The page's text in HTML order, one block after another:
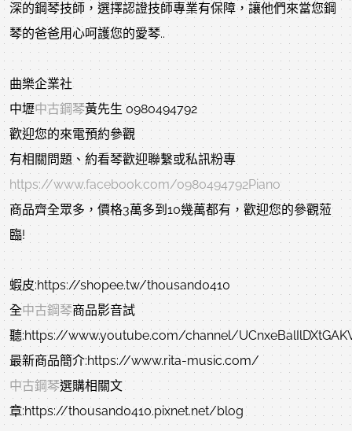
深的鋼琴技師，選擇認證技師專業有保障，讓他們來當您鋼
琴的爸爸用心呵護您的愛琴..
曲樂企業社
中壢中古鋼琴黃先生 0980494792
歡迎您的來電預約參觀
有相關問題、約看琴歡迎聯繫或私訊粉專
https://www.facebook.com/0980494792Piano
商品齊全眾多，價格3萬多到10幾萬都有，歡迎您的參觀蒞
臨!
蝦皮:https://shopee.tw/thousand0410
全中古鋼琴商品影音試
聽:https://www.youtube.com/channel/
最新商品簡介:https://www.rita-music.com/
中古鋼琴選購相關文
章:https://thousand0410.pixnet.net/blog